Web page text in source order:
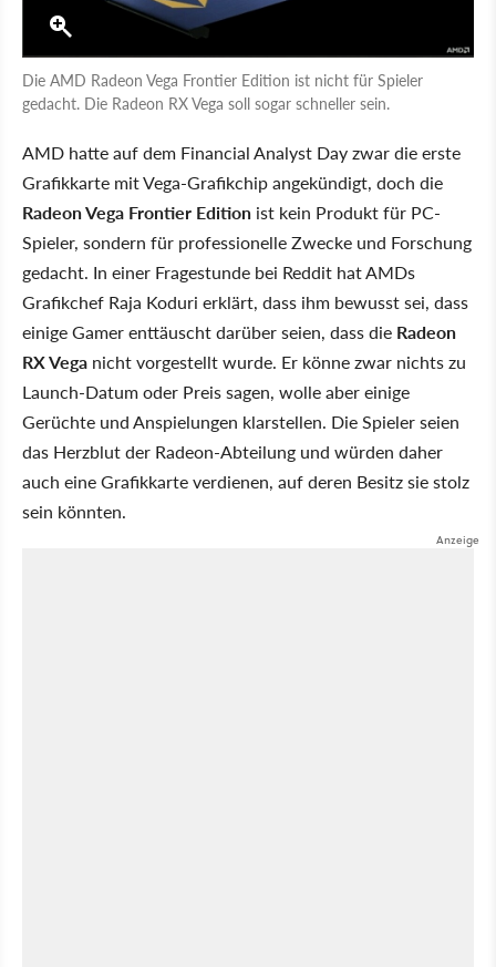
Die AMD Radeon Vega Frontier Edition ist nicht für Spieler
gedacht. Die Radeon RX Vega soll sogar schneller sein.
AMD hatte auf dem Financial Analyst Day zwar die erste
Grafikkarte mit Vega-Grafikchip angekündigt, doch die
Radeon Vega Frontier Edition ist kein Produkt für PC-
Spieler, sondern für professionelle Zwecke und Forschung
gedacht. In einer Fragestunde bei Reddit hat AMDs
Grafikchef Raja Koduri erklärt, dass ihm bewusst sei, dass
einige Gamer enttäuscht darüber seien, dass die Radeon
RX Vega nicht vorgestellt wurde. Er könne zwar nichts zu
Launch-Datum oder Preis sagen, wolle aber einige
Gerüchte und Anspielungen klarstellen. Die Spieler seien
das Herzblut der Radeon-Abteilung und würden daher
auch eine Grafikkarte verdienen, auf deren Besitz sie stolz
sein könnten.